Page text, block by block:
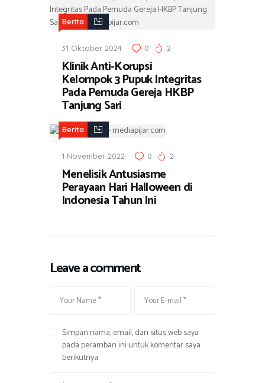
Berita
31 Oktober 2024 0 2
Klinik Anti-Korupsi
Kelompok 3 Pupuk Integritas
Pada Pemuda Gereja HKBP
Tanjung Sari
Berita
1 November 2022 0 2
Menelisik Antusiasme
Perayaan Hari Halloween di
Indonesia Tahun Ini
Leave a comment
Simpan nama, email, dan situs web saya
pada peramban ini untuk komentar saya
berikutnya.